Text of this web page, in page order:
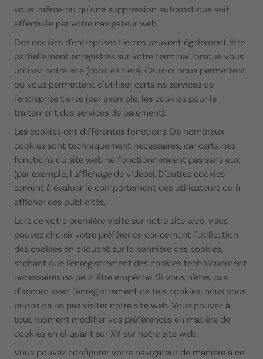
vous-même ou qu'une suppression automatique soit
effectuée par votre navigateur web.
Des cookies d'entreprises tierces peuvent également être
partiellement enregistrés sur votre terminal lorsque vous
utilisez notre site (cookies tiers). Ceux-ci nous permettent
ou vous permettent d'utiliser certains services de
l'entreprise tierce (par exemple, les cookies pour le
traitement des services de paiement).
Les cookies ont différentes fonctions. De nombreux
cookies sont techniquement nécessaires, car certaines
fonctions du site web ne fonctionneraient pas sans eux
(par exemple, l'affichage de vidéos). D'autres cookies
servent à évaluer le comportement des utilisateurs ou à
afficher des publicités.
Lors de votre première visite sur notre site web, vous
pouvez choisir votre préférence concernant l'utilisation
des cookies en cliquant sur la bannière des cookies,
sachant que l'enregistrement des cookies techniquement
nécessaires ne peut être empêché. Si vous n'êtes pas
d'accord avec l'enregistrement de tels cookies, nous vous
prions de ne pas visiter notre site web. Vous pouvez à
tout moment modifier vos préférences en matière de
cookies en cliquant sur XY sur notre site web.
Vous pouvez configurer votre navigateur de manière à ce